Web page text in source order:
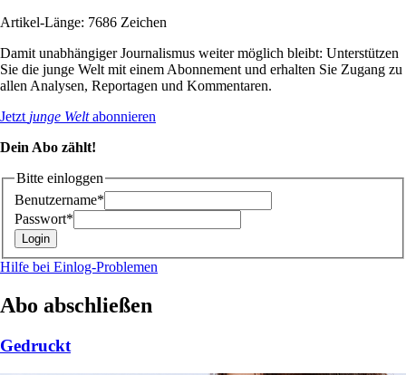
Artikel-Länge: 7686 Zeichen
Damit unabhängiger Journalismus weiter möglich bleibt: Unterstützen
Sie die junge Welt mit einem Abonnement und erhalten Sie Zugang zu
allen Analysen, Reportagen und Kommentaren.
Jetzt junge Weltabonnieren
Dein Abo zählt!
Bitte einloggen
Benutzername*
Passwort*
Hilfe bei Einlog-Problemen
Abo abschließen
Gedruckt